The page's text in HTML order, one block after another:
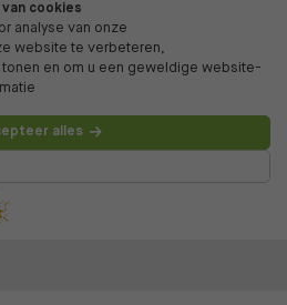
cookies
analyse van onze
website te verbeteren,
en om u een geweldige website-
alles